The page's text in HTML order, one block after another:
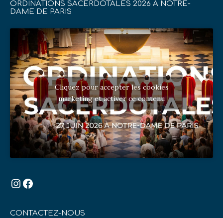
ORDINATIONS SACERDOTALES 2026 À NOTRE-
DAME DE PARIS
Cliquez pour accepter les cookies
marketing et activer ce contenu
Instagram
Facebook
CONTACTEZ-NOUS